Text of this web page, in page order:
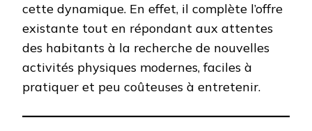
cette dynamique. En effet, il complète l’offre
existante tout en répondant aux attentes
des habitants à la recherche de nouvelles
activités physiques modernes, faciles à
pratiquer et peu coûteuses à entretenir.